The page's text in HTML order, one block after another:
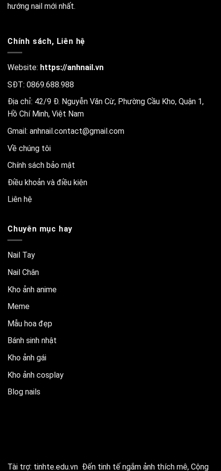
hướng nail mới nhất.
Chính sách, Liên hệ
Website: https://anhnail.vn
SĐT: 0869.688.988
Địa chỉ: 42/9 Đ. Nguyễn Văn Cừ, Phường Cầu Kho, Quận 1,
Hồ Chí Minh, Việt Nam
Gmail: anhnail.contact@gmail.com
Về chúng tôi
Chính sách bảo mật
Điều khoản và điều kiện
Liên hệ
Chuyên mục hay
Nail Tay
Nail Chân
Kho ảnh anime
Meme
Mẫu hoa đẹp
Bánh sinh nhật
Kho ảnh gái
Kho ảnh cosplay
Blog nails
Tài trợ: tinhte.edu.vn Đến tinh tế ngắm ảnh thích mê, Cộng